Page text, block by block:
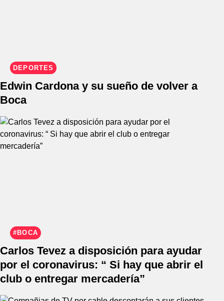
DEPORTES
Edwin Cardona y su sueño de volver a
Boca
#BOCA
Carlos Tevez a disposición para ayudar
por el coronavirus: “ Si hay que abrir el
club o entregar mercadería”